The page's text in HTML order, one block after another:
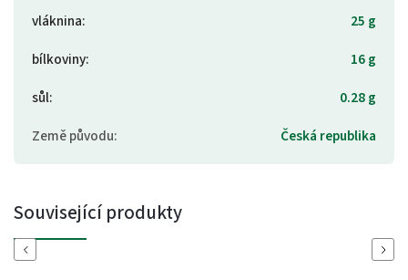
vláknina:
25 g
bílkoviny:
16 g
sůl:
0.28 g
Země původu: Česká republika
Související produkty
Previous Next